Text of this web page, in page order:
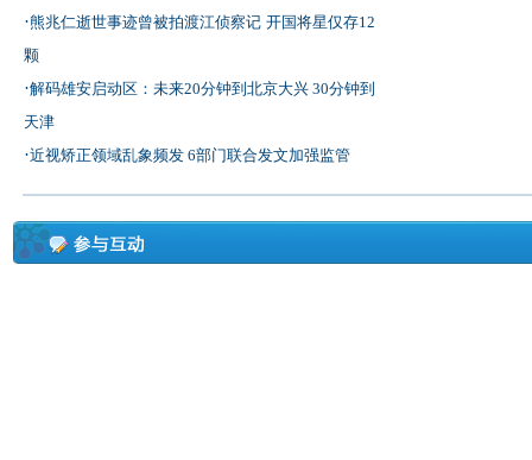
·熊兆仁逝世事迹曾被拍渡江侦察记 开国将星仅存12
颗
·解码雄安启动区：未来20分钟到北京大兴 30分钟到
天津
·近视矫正领域乱象频发 6部门联合发文加强监管